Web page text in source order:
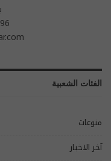
الفئات الشعبية
منوعات
آخر الاخبار